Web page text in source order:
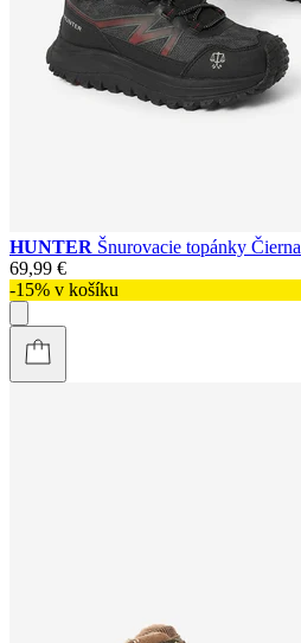
HUNTER Šnurovacie topánky Čierna
69,99 €
-15% v košíku